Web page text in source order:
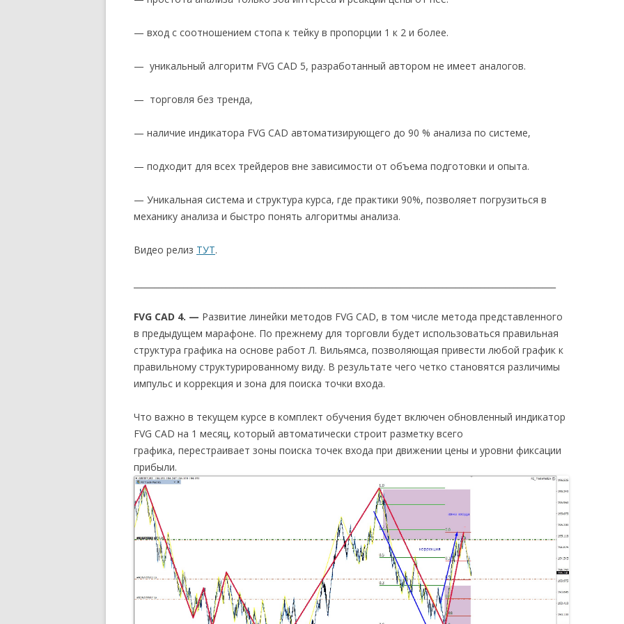
— вход с соотношением стопа к тейку в пропорции 1 к 2 и более.
— уникальный алгоритм FVG CAD 5, разработанный автором не имеет аналогов.
— торговля без тренда,
— наличие индикатора FVG CAD автоматизирующего до 90 % анализа по системе,
— подходит для всех трейдеров вне зависимости от объема подготовки и опыта.
— Уникальная система и структура курса, где практики 90%, позволяет погрузиться в
механику анализа и быстро понять алгоритмы анализа.
Видео релиз ТУТ.
FVG CAD 4. — Развитие линейки методов FVG CAD, в том числе метода представленного
в предыдущем марафоне. По прежнему для торговли будет использоваться правильная
структура графика на основе работ Л. Вильямса, позволяющая привести любой график к
правильному структурированному виду. В результате чего четко становятся различимы
импульс и коррекция и зона для поиска точки входа.
Что важно в текущем курсе в комплект обучения будет включен обновленный индикатор
FVG CAD на 1 месяц, который автоматически строит разметку всего
графика, перестраивает зоны поиска точек входа при движении цены и уровни фиксации
прибыли.